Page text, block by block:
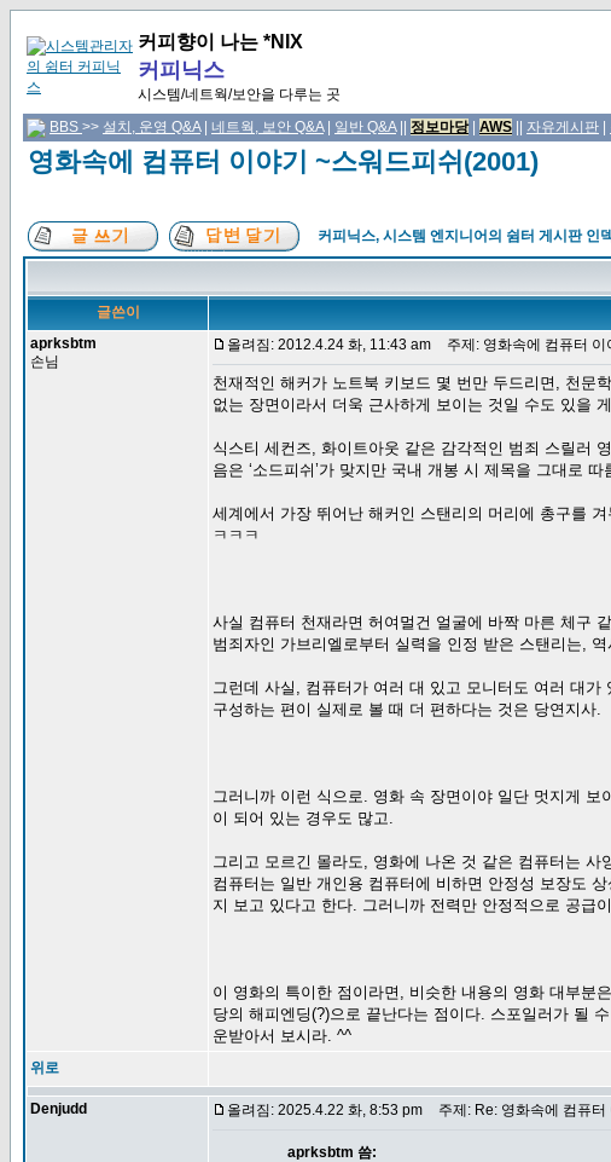
커피향이 나는 *NIX
커피닉스
시스템/네트웍/보안을 다루는 곳
BBS >> 설치, 운영 Q&A| 네트웍, 보안 Q&A| 일반 Q&A|| 정보마당| AWS 자유게시판
영화속에 컴퓨터 이야기 ~스워드피쉬(2001)
커피닉스, 시스템 엔지니어의 쉼터 게시판 인
글쓴이
aprksbtm
손님
올려짐: 2012.4.24 화, 11:43 am 주제: 영화속에 컴퓨터
천재적인 해커가 노트북 키보드 몇 번만 두드리면, 천문
없는 장면이라서 더욱 근사하게 보이는 것일 수도 있을
식스티 세컨즈, 화이트아웃 같은 감각적인 범죄 스릴러
음은 ‘소드피쉬’가 맞지만 국내 개봉 시 제목을 그대로
세계에서 가장 뛰어난 해커인 스탠리의 머리에 총구를
ㅋㅋㅋ
사실 컴퓨터 천재라면 허여멀건 얼굴에 바짝 마른 체구
범죄자인 가브리엘로부터 실력을 인정 받은 스탠리는,
그런데 사실, 컴퓨터가 여러 대 있고 모니터도 여러 대
구성하는 편이 실제로 볼 때 더 편하다는 것은 당연지사.
그러니까 이런 식으로. 영화 속 장면이야 일단 멋지게
이 되어 있는 경우도 많고.
그리고 모르긴 몰라도, 영화에 나온 것 같은 컴퓨터는
컴퓨터는 일반 개인용 컴퓨터에 비하면 안정성 보장도
지 보고 있다고 한다. 그러니까 전력만 안정적으로 공급
이 영화의 특이한 점이라면, 비슷한 내용의 영화 대부분
당의 해피엔딩(?)으로 끝난다는 점이다. 스포일러가 될
운받아서 보시라. ^^
위로
Denjudd 올려짐: 2025.4.22 화, 8:53 pm 주제: Re: 영화속에 컴퓨
aprksbtm 씀: